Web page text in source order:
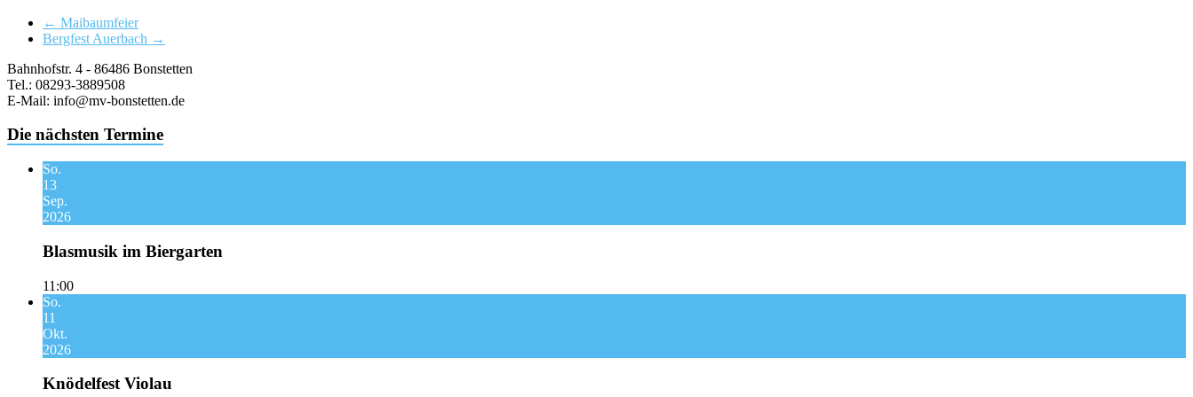
← Maibaumfeier
Bergfest Auerbach →
Bahnhofstr. 4 - 86486 Bonstetten
Tel.: 08293-3889508
E-Mail: info@mv-bonstetten.de
Die nächsten Termine
So.
13
Sep.
2026
Blasmusik im Biergarten
11:00
So.
11
Okt.
2026
Knödelfest Violau